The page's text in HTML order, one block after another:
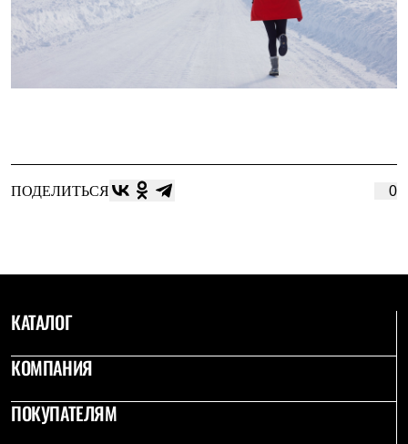
ПОДЕЛИТЬСЯ 0
КАТАЛОГ
КОМПАНИЯ
ПОКУПАТЕЛЯМ